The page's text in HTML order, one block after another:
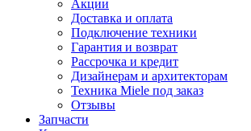
Акции
Доставка и оплата
Подключение техники
Гарантия и возврат
Рассрочка и кредит
Дизайнерам и архитекторам
Техника Miele под заказ
Отзывы
Запчасти